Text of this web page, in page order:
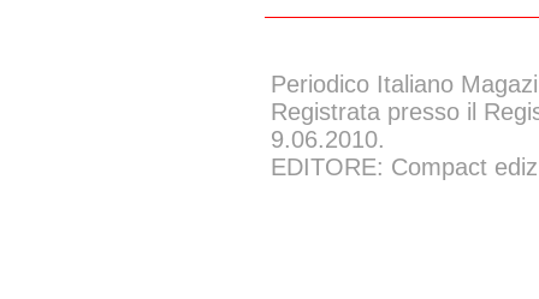
Periodico Italiano
Registrata presso il
9.06.2010.
EDITORE: Compact